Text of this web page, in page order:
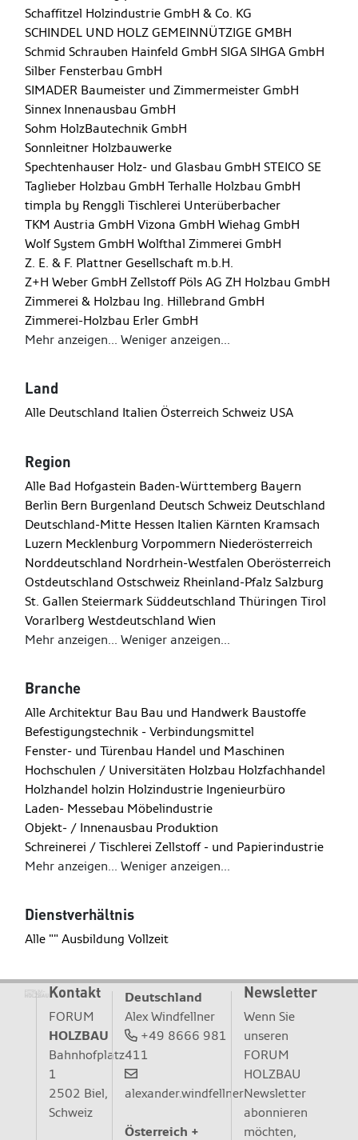
Schaffitzel Holzindustrie GmbH & Co. KG
SCHINDEL UND HOLZ GEMEINNÜTZIGE GMBH
Schmid Schrauben Hainfeld GmbH SIGASIHGA GmbH
Silber Fensterbau GmbH
SIMADER Baumeister und Zimmermeister GmbH
Sinnex Innenausbau GmbH
Sohm HolzBautechnik GmbH
Sonnleitner Holzbauwerke
Spechtenhauser Holz- und Glasbau GmbH STEICO SE
Taglieber Holzbau GmbH Terhalle Holzbau GmbH
timpla by Renggli Tischlerei Unterüberbacher
TKM Austria GmbH Vizona GmbH Wiehag GmbH
Wolf System GmbH Wolfthal Zimmerei GmbH
Z. E. & F. Plattner Gesellschaft m.b.H.
Z+H Weber GmbH Zellstoff Pöls AG ZH Holzbau GmbH
Zimmerei & Holzbau Ing. Hillebrand GmbH
Zimmerei-Holzbau Erler GmbH
Mehr anzeigen... Weniger anzeigen...
Land
Alle Deutschland Italien Österreich Schweiz USA
Region
Alle Bad Hofgastein Baden-Württemberg Bayern
Berlin Bern Burgenland Deutsch Schweiz Deutschland
Deutschland-Mitte Hessen Italien Kärnten Kramsach
Luzern Mecklenburg Vorpommern Niederösterreich
Norddeutschland Nordrhein-Westfalen Oberösterreich
Ostdeutschland Ostschweiz Rheinland-PfalzSalzburg
St. Gallen SteiermarkSüddeutschland Thüringen Tirol
Vorarlberg Westdeutschland Wien
Mehr anzeigen... Weniger anzeigen...
Branche
AlleArchitektur Bau Bau und Handwerk Baustoffe
Befestigungstechnik - Verbindungsmittel
Fenster- und Türenbau Handel und Maschinen
Hochschulen / Universitäten Holzbau Holzfachhandel
Holzhandel holzin Holzindustrie Ingenieurbüro
Laden- Messebau Möbelindustrie
Objekt- / Innenausbau Produktion
Schreinerei / Tischlerei Zellstoff - und Papierindustrie
Mehr anzeigen... Weniger anzeigen...
Dienstverhältnis
Alle ""Ausbildung Vollzeit
Kontakt
FORUM
HOLZBAU
Bahnhofplatz
1
2502 Biel,
Schweiz
Deutschland
Alex Windfellner
+49 8666 981
411
alexander.windfellner
Österreich +
Newsletter
Wenn Sie
unseren
FORUM
HOLZBAU
Newsletter
abonnieren
möchten,